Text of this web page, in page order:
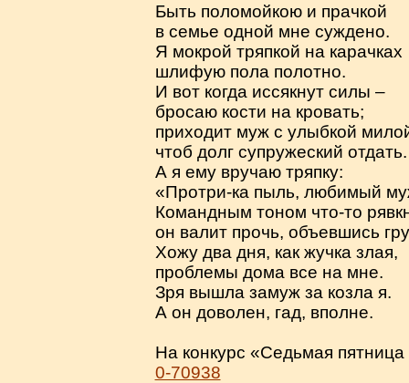
Быть поломойкою и прачкой
в семье одной мне суждено.
Я мокрой тряпкой на карачках
шлифую пола полотно.
И вот когда иссякнут силы –
бросаю кости на кровать;
приходит муж с улыбкой
чтоб долг супружеский отдать.
А я ему вручаю тряпку:
«Протри-ка пыль, любимый
Командным тоном что-то
он валит прочь, объевшись
Хожу два дня, как жучка злая,
проблемы дома все на мне.
Зря вышла замуж за козла я.
А он доволен, гад, вполне.
На конкурс «Седьмая
0-70938